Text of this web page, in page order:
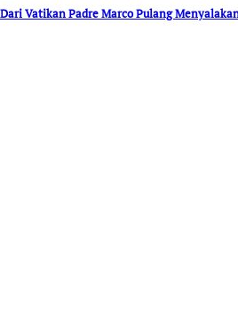
Dari Vatikan Padre Marco Pulang